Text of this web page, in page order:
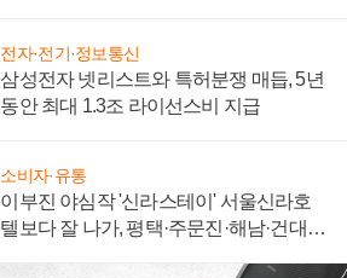
전자·전기·정보통신
삼성전자 넷리스트와 특허분쟁 매듭, 5년
동안 최대 1.3조 라이선스비 지급
소비자·유통
이부진 야심작 '신라스테이' 서울신라호
텔보다 잘 나가, 평택·주문진·해남·건대로